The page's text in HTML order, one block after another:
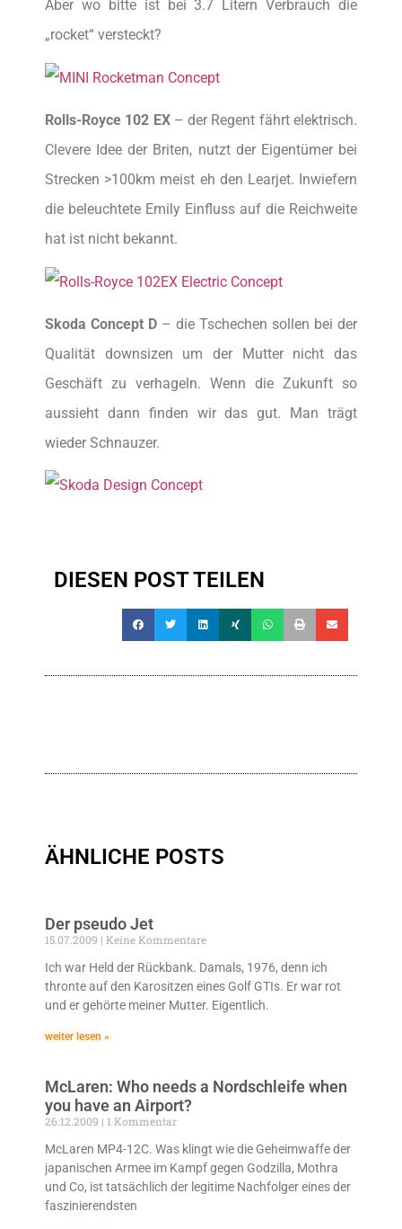
Aber wo bitte ist bei 3.7 Litern Verbrauch die
„rocket“ versteckt?
Rolls-Royce 102 EX– der Regent fährt elektrisch.
Clevere Idee der Briten, nutzt der Eigentümer bei
Strecken >100km meist eh den Learjet. Inwiefern
die beleuchtete Emily Einfluss auf die Reichweite
hat ist nicht bekannt.
Skoda Concept D – die Tschechen sollen bei der
Qualität downsizen um der Mutter nicht das
Geschäft zu verhageln. Wenn die Zukunft so
aussieht dann finden wir das gut. Man trägt
wieder Schnauzer.
DIESEN POST TEILEN
ÄHNLICHE POSTS
Der pseudo Jet
15.07.2009
Keine Kommentare
Ich war Held der Rückbank. Damals, 1976, denn ich
thronte auf den Karositzen eines Golf GTIs. Er war rot
und er gehörte meiner Mutter. Eigentlich.
weiter lesen »
McLaren: Who needs a Nordschleife when
you have an Airport?
26.12.2009
1 Kommentar
McLaren MP4-12C. Was klingt wie die Geheimwaffe der
japanischen Armee im Kampf gegen Godzilla, Mothra
und Co, ist tatsächlich der legitime Nachfolger eines der
faszinierendsten